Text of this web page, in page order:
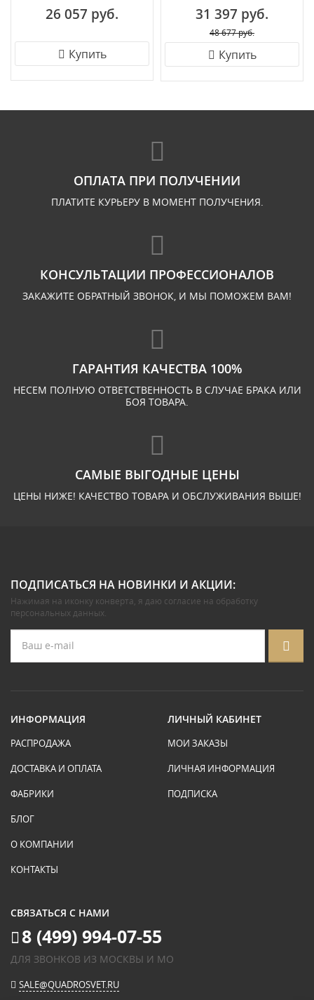
26 057 руб.
Купить
31 397 руб.
48 677 руб.
Купить
ОПЛАТА ПРИ ПОЛУЧЕНИИ
ПЛАТИТЕ КУРЬЕРУ В МОМЕНТ ПОЛУЧЕНИЯ.
КОНСУЛЬТАЦИИ ПРОФЕССИОНАЛОВ
ЗАКАЖИТЕ ОБРАТНЫЙ ЗВОНОК, И МЫ ПОМОЖЕМ ВАМ!
ГАРАНТИЯ КАЧЕСТВА 100%
НЕСЕМ ПОЛНУЮ ОТВЕТСТВЕННОСТЬ В СЛУЧАЕ БРАКА ИЛИ
БОЯ ТОВАРА.
САМЫЕ ВЫГОДНЫЕ ЦЕНЫ
ЦЕНЫ НИЖЕ! КАЧЕСТВО ТОВАРА И ОБСЛУЖИВАНИЯ ВЫШЕ!
ПОДПИСАТЬСЯ НА НОВИНКИ И АКЦИИ:
Нажимая на иконку конверта, я даю согласие на обработку
персональных данных.
ИНФОРМАЦИЯ
РАСПРОДАЖА
ДОСТАВКА И ОПЛАТА
ФАБРИКИ
БЛОГ
О КОМПАНИИ
КОНТАКТЫ
ЛИЧНЫЙ КАБИНЕТ
МОИ ЗАКАЗЫ
ЛИЧНАЯ ИНФОРМАЦИЯ
ПОДПИСКА
СВЯЗАТЬСЯ С НАМИ
8 (499) 994-07-55
ДЛЯ ЗВОНКОВ ИЗ МОСКВЫ И МО
SALE@QUADROSVET.RU